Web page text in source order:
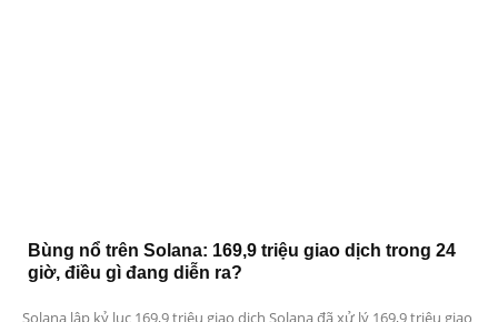
Bùng nổ trên Solana: 169,9 triệu giao dịch trong 24
giờ, điều gì đang diễn ra?
Solana lập kỷ lục 169,9 triệu giao dịch Solana đã xử lý 169,9 triệu giao